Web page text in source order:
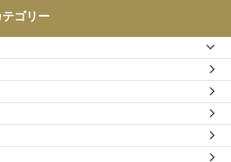
テゴリー